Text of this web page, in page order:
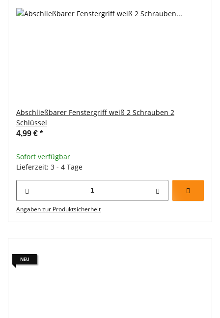
Abschließbarer Fenstergriff weiß 2 Schrauben 2
Schlüssel
4,99 € *
Sofort verfügbar
Lieferzeit: 3 - 4 Tage
Angaben zur Produktsicherheit
NEU